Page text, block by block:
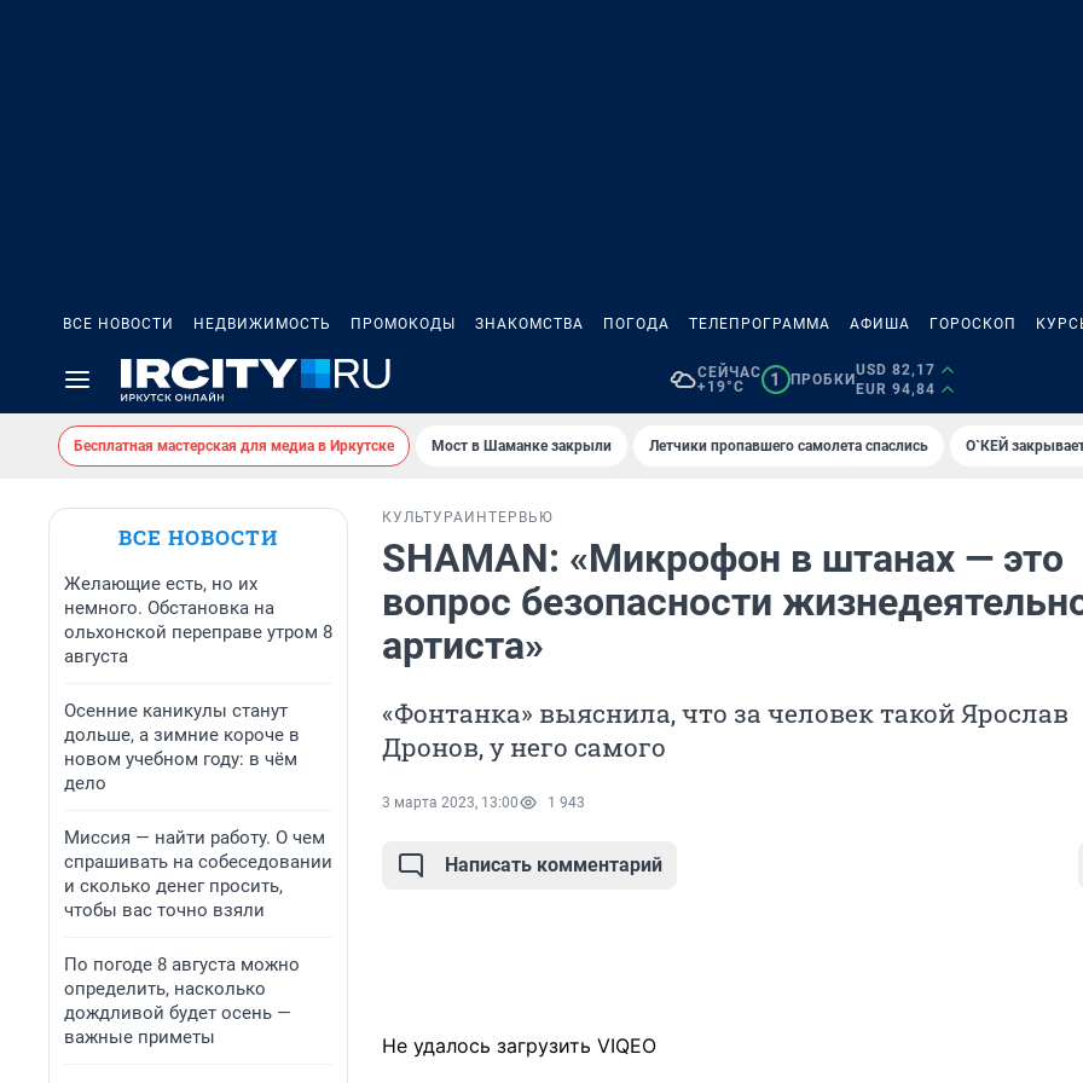
ВСЕ НОВОСТИ НЕДВИЖИМОСТЬ ПРОМОКОДЫ ЗНАКОМСТВА ПОГОДА ТЕЛЕПРОГРАММА АФИША ГОРОСКОП
СЕЙЧАС
+19°C
1 ПРОБКИ
USD 82,17
EUR 94,84
Бесплатная мастерская для медиа в Иркутске Мост в Шаманке закрыли Летчики пропавшего самолета спаслись О`КЕЙ
ВСЕ НОВОСТИ
Желающие есть, но их
немного. Обстановка на
ольхонской переправе утром 8
августа
Осенние каникулы станут
дольше, а зимние короче в
новом учебном году: в чём
дело
Миссия — найти работу. О чем
спрашивать на собеседовании
и сколько денег просить,
чтобы вас точно взяли
По погоде 8 августа можно
определить, насколько
дождливой будет осень —
важные приметы
КУЛЬТУРА ИНТЕРВЬЮ
SHAMAN: «Микрофон в штанах — это
вопрос безопасности
артиста»
«Фонтанка» выяснила, что за человек такой Ярослав
Дронов, у него самого
3 марта 2023, 13:00 1 943
Написать комментарий
Не удалось загрузить VIQEO